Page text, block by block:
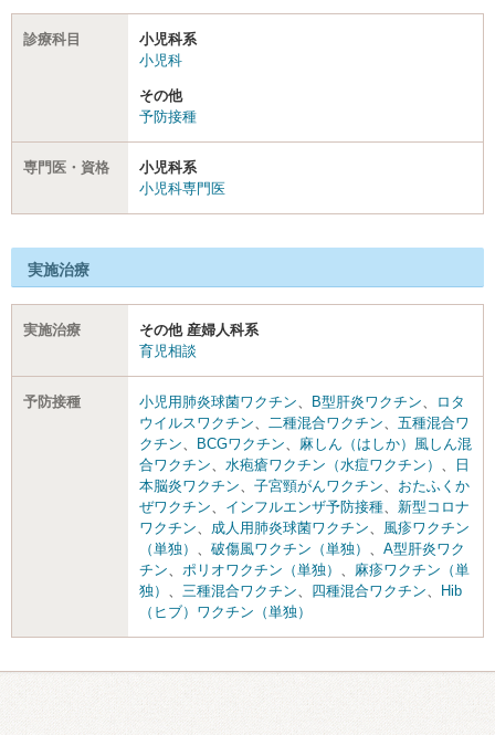
診療科目
小児科系
小児科
その他
予防接種
専門医・資格
小児科系
小児科専門医
実施治療
実施治療
その他 産婦人科系
育児相談
予防接種 小児用肺炎球菌ワクチン B型肝炎ワクチン
ロタ
ウイルスワクチン
二種混合ワクチン
五種混合ワ
クチン
BCGワクチン
麻しん（はしか）風しん混
合ワクチン
水疱瘡ワクチン（水痘ワクチン）
日
本脳炎ワクチン
子宮頸がんワクチン
おたふくか
ぜワクチン
インフルエンザ予防接種
新型コロナ
ワクチン
成人用肺炎球菌ワクチン
風疹ワクチン
（単独）
破傷風ワクチン（単独）
A型肝炎ワク
チン
ポリオワクチン（単独）
麻疹ワクチン（単
独）
三種混合ワクチン 四種混合ワクチン
Hib
（ヒブ）ワクチン（単独）